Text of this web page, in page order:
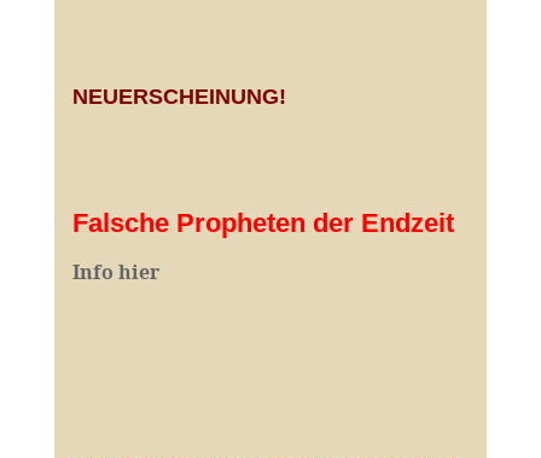
NEUERSCHEINUNG!
Falsche Propheten der Endzeit
Info hier